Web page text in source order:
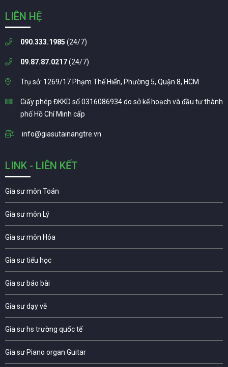
LIÊN HỆ
090.333.1985 (24/7)
09.87.87.0217(24/7)
Trụ sở: 1269/17 Phạm Thế Hiển, Phường 5, Quận 8, HCM
Giấy phép ĐKKD số 0316086934 do sở kế hoạch và đầu tư thành
phố Hồ Chí Minh cấp
info@giasutainangtre.vn
LINK - LIÊN KẾT
Gia sư môn Toán
Gia sư môn Lý
Gia sư môn Hóa
Gia sư tiểu học
Gia sư báo bài
Gia sư dạy vẽ
Gia sư hs trường quốc tế
Gia sư Piano organ Guitar